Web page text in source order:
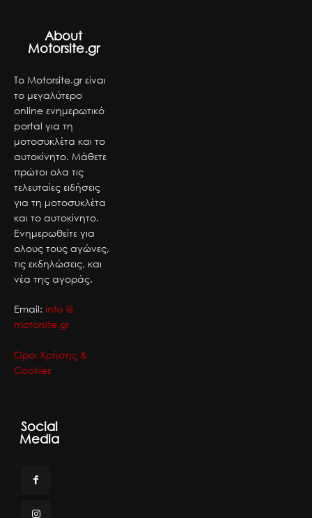
About
Motorsite.gr
Το Motorsite.gr είναι
το μεγαλύτερο
online ενημερωτικό
portal για τη
μοτοσυκλέτα και το
αυτοκίνητο. Μάθετε
πρώτοι ολα τις
τελευταίες ειδήσεις
για τη μοτοσυκλέτα
και το αυτοκίνητο.
Ενημερωθείτε για
ολους τους αγώνες,
τις εκδηλώσεις, και
νέα της αγοράς.
Email: info @
motorsite.gr
Όροι Χρήσης &
Cookies
Social
Media